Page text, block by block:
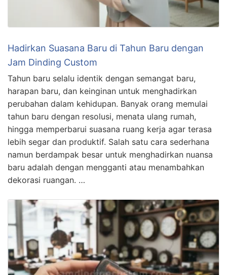
Hadirkan Suasana Baru di Tahun Baru dengan
Jam Dinding Custom
Tahun baru selalu identik dengan semangat baru,
harapan baru, dan keinginan untuk menghadirkan
perubahan dalam kehidupan. Banyak orang memulai
tahun baru dengan resolusi, menata ulang rumah,
hingga memperbarui suasana ruang kerja agar terasa
lebih segar dan produktif. Salah satu cara sederhana
namun berdampak besar untuk menghadirkan nuansa
baru adalah dengan mengganti atau menambahkan
dekorasi ruangan. …